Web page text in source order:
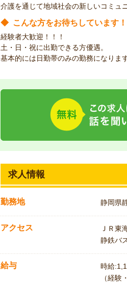
介護を通じて地域社会の新しいコミュ
◆ こんな方をお待ちしています！
経験者大歓迎！！！
土・日・祝に出勤できる方優遇。
基本的には日勤帯のみの勤務になります
求人情報
勤務地 静岡県
アクセス
ＪＲ東
静鉄バ
給与
時給
（経験